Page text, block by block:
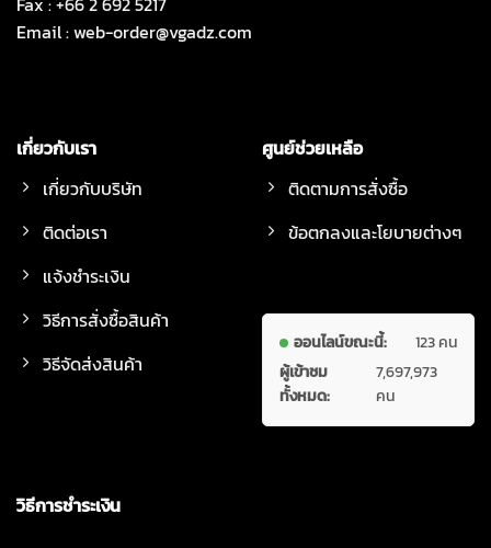
Email :web-order@vgadz.com
เกี่ยวกับเรา
เกี่ยวกับบริษัท
ติดต่อเรา
แจ้งชำระเงิน
วิธีการสั่งซื้อสินค้า
วิธีจัดส่งสินค้า
ศูนย์ช่วยเหลือ
ติดตามการสั่งซื้อ
ข้อตกลงและโยบายต่างๆ
ออนไลน์ขณะนี้:
123 คน
ผู้เข้าชม
ทั้งหมด:
7,697,973
คน
วิธีการชำระเงิน